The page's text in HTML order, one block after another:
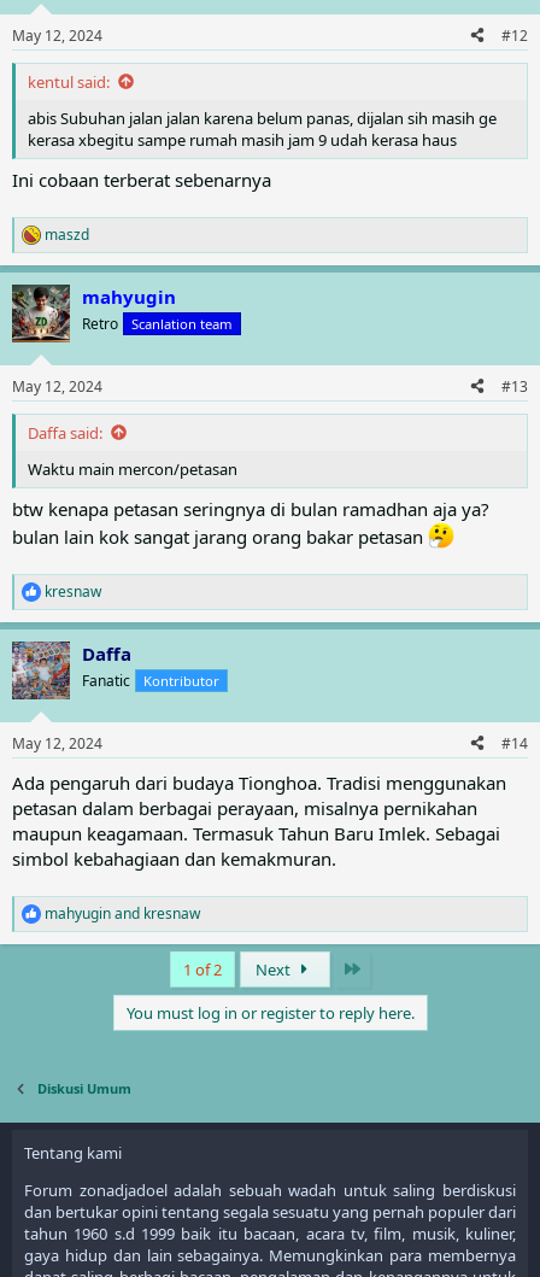
n
s
:
May 12, 2024 #12
kentul said:
abis Subuhan jalan jalan karena belum panas, dijalan sih masih ge
kerasa xbegitu sampe rumah masih jam 9 udah kerasa haus
Ini cobaan terberat sebenarnya
R
e
a
c
t
i
n
s
:
maszd
mahyugin
Retro Scanlation team
May 12, 2024 #13
Daffa said:
Waktu main mercon/petasan
btw kenapa petasan seringnya di bulan ramadhan aja ya?
bulan lain kok sangat jarang orang bakar petasan
R
e
a
c
t
i
n
s
kresnaw
Daffa
Fanatic Kontributor
May 12, 2024 #14
Ada pengaruh dari budaya Tionghoa. Tradisi menggunakan
petasan dalam berbagai perayaan, misalnya pernikahan
maupun keagamaan. Termasuk Tahun Baru Imlek. Sebagai
simbol kebahagiaan dan kemakmuran.
R
e
:
mahyuginand kresnaw
1 of 2 Next
You must log in or register to reply here.
Diskusi Umum
Tentang kami
Forum zonadjadoel adalah sebuah wadah untuk saling berdiskusi
dan bertukar opini tentang segala sesuatu yang pernah populer dari
tahun 1960 s.d 1999 baik itu bacaan, acara tv, film, musik, kuliner,
gaya hidup dan lain sebagainya. Memungkinkan para membernya